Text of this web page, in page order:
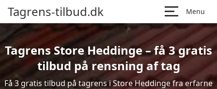
Tagrens-tilbud.dk Menu
Tagrens Store Heddinge – få 3 gratis
tilbud på rensning af tag
Få 3 gratis tilbud på tagrens i Store Heddinge fra erfarne